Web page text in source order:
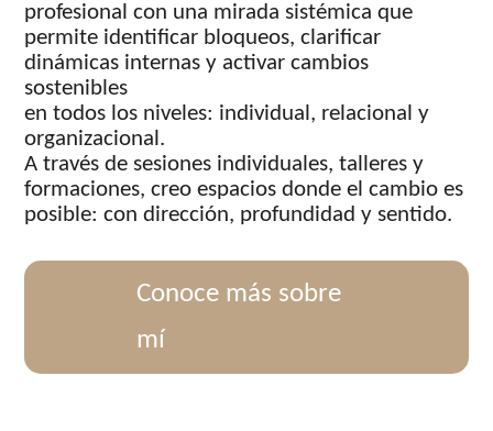
profesional con una mirada sistémica que
permite identificar bloqueos, clarificar
dinámicas internas y activar cambios
sostenibles
en todos los niveles: individual, relacional y
organizacional.
A través de sesiones individuales, talleres y
formaciones, creo espacios donde el cambio es
posible: con dirección, profundidad y sentido.
Conoce más sobre
mí